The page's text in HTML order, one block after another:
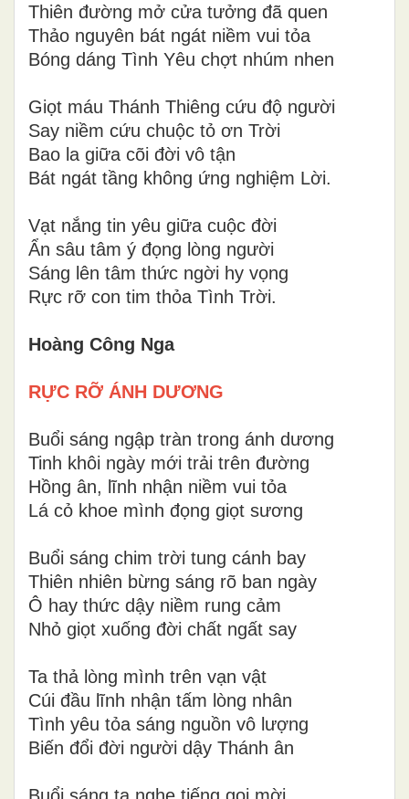
Thiên đường mở cửa tưởng đã quen
Thảo nguyên bát ngát niềm vui tỏa
Bóng dáng Tình Yêu chợt nhúm nhen
Giọt máu Thánh Thiêng cứu độ người
Say niềm cứu chuộc tỏ ơn Trời
Bao la giữa cõi đời vô tận
Bát ngát tầng không ứng nghiệm Lời.
Vạt nắng tin yêu giữa cuộc đời
Ẩn sâu tâm ý đọng lòng người
Sáng lên tâm thức ngời hy vọng
Rực rỡ con tim thỏa Tình Trời.
Hoàng Công Nga
RỰC RỠ ÁNH DƯƠNG
Buổi sáng ngập tràn trong ánh dương
Tinh khôi ngày mới trải trên đường
Hồng ân, lĩnh nhận niềm vui tỏa
Lá cỏ khoe mình đọng giọt sương
Buổi sáng chim trời tung cánh bay
Thiên nhiên bừng sáng rõ ban ngày
Ô hay thức dậy niềm rung cảm
Nhỏ giọt xuống đời chất ngất say
Ta thả lòng mình trên vạn vật
Cúi đầu lĩnh nhận tấm lòng nhân
Tình yêu tỏa sáng nguồn vô lượng
Biến đổi đời người dậy Thánh ân
Buổi sáng ta nghe tiếng gọi mời